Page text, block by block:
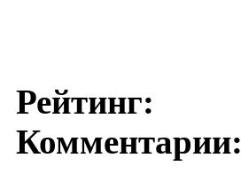
Рейтинг:
Комментарии: